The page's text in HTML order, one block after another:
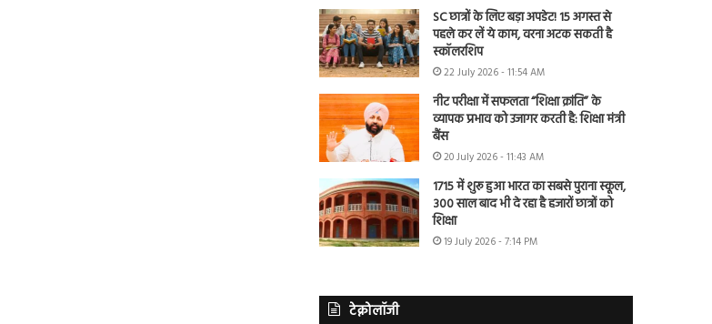
SC छात्रों के लिए बड़ा अपडेट! 15 अगस्त से
पहले कर लें ये काम, वरना अटक सकती है
स्कॉलरशिप
22 July 2026 - 11:54 AM
नीट परीक्षा में सफलता “शिक्षा क्रांति” के
व्यापक प्रभाव को उजागर करती है: शिक्षा मंत्री
बैंस
20 July 2026 - 11:43 AM
1715 में शुरू हुआ भारत का सबसे पुराना स्कूल,
300 साल बाद भी दे रहा है हजारों छात्रों को
शिक्षा
19 July 2026 - 7:14 PM
टेक्नोलॉजी